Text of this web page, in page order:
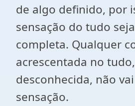
de algo definido, por
sensação do tudo
completa. Qualquer
acrescentada no
desconhecida, não
sensação.